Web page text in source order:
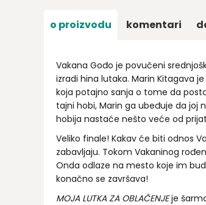
o proizvodu komentari
Vakana Gođo je povučeni
izradi hina lutaka. Marin Kitagava
koja potajno sanja o tome da
tajni hobi, Marin ga ubeđuje da joj
hobija nastaće nešto veće od
Veliko finale! Kakav će biti odnos
zabavljaju. Tokom Vakaninog
Onda odlaze na mesto koje im
konačno se završava!
MOJA LUTKA ZA OBLAČENJEje